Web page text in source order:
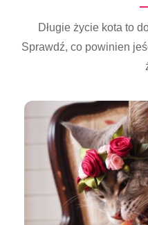
Długie życie kota to
Sprawdź, co powinien